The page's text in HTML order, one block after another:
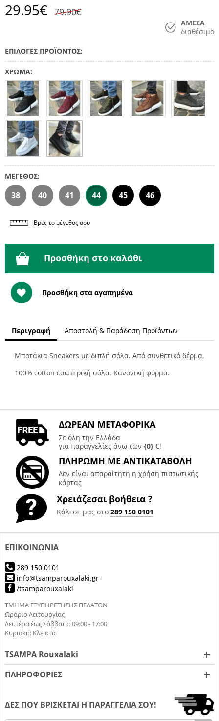
29.95€ 79.90€
ΑΜΕΣΑ
διαθέσιμο
ΕΠΙΛΟΓΕΣ ΠΡΟΪΟΝΤΟΣ:
ΧΡΩΜΑ:
ΜΕΓΕΘΟΣ:
38 40 41 44 45 46
Βρες το μέγεθος σου
Προσθήκη στο καλάθι
Προσθήκη στα αγαπημένα
Περιγραφή Αποστολή & Παράδοση Προϊόντων
Μποτάκια Sneakers με διπλή σόλα. Από συνθετικό δέρμα.
100% cotton εσωτερική σόλα. Κανονική φόρμα.
ΔΩΡΕΑΝ ΜΕΤΑΦΟΡΙΚΑ
Σε όλη την Ελλάδα
για παραγγελίες άνω των{0} €!
ΠΛΗΡΩΜΗ ΜΕ ΑΝΤΙΚΑΤΑΒΟΛΗ
Δεν είναι απαραίτητη η χρήση πιστωτικής
κάρτας
Χρειάζεσαι βοήθεια ?
Κάλεσε μας στο289 150 0101
ΕΠΙΚΟΙΝΩΝΙΑ
289 150 0101
info@tsamparouxalaki.gr
/tsamparouxalaki
ΤΜΗΜΑ ΕΞΥΠΗΡΕΤΗΣΗΣ ΠΕΛΑΤΩΝ
Ωράριο Λειτουργίας
Δευτέρα έως Σάββατο: 09:00 - 17:00
Κυριακή: Κλειστά
TSAMPA Rouxalaki
ΠΛΗΡΟΦΟΡΙΕΣ
ΔΕΣ ΠΟΥ ΒΡΙΣΚΕΤΑΙ Η ΠΑΡΑΓΓΕΛΙΑ ΣΟΥ!